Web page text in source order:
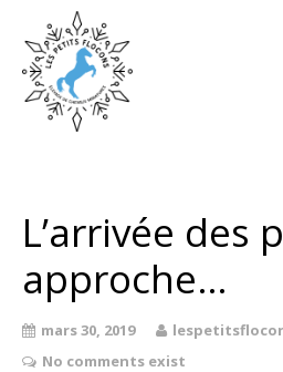
A vendre
Saillies
Actualités
L’arrivée des
approche…
mars 30, 2019
No comments exist